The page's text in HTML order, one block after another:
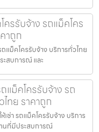
ครรับจ้าง รถแม็คโคร
าถูก
ถแม็คโครรับจ้าง บริการทั่วไทย
ะสบการณ์ และ
แม็คโครรับจ้าง รถ
ทย ราคาถูก
ช่า รถแม็คโครรับจ้าง บริการ
นที่มีประสบการณ์